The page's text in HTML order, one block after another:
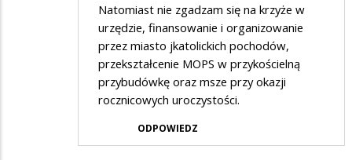
Natomiast nie zgadzam się na krzyże w
urzędzie, finansowanie i organizowanie
przez miasto jkatolickich pochodów,
przekształcenie MOPS w przykościelną
przybudówkę oraz msze przy okazji
rocznicowych uroczystości.
ODPOWIEDZ